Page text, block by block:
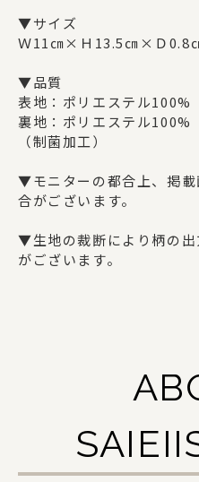
SAIEIISHOBOについて
西栄について
商品一覧
▼サイズ
Ｗ11㎝×Ｈ13.5㎝×Ｄ0.8
▼品質
表地：ポリエステル100%
裏地：ポリエステル100%
（制菌加工）
▼モニターの都合上、掲
合がございます。
▼生地の裁断により柄の
がございます。